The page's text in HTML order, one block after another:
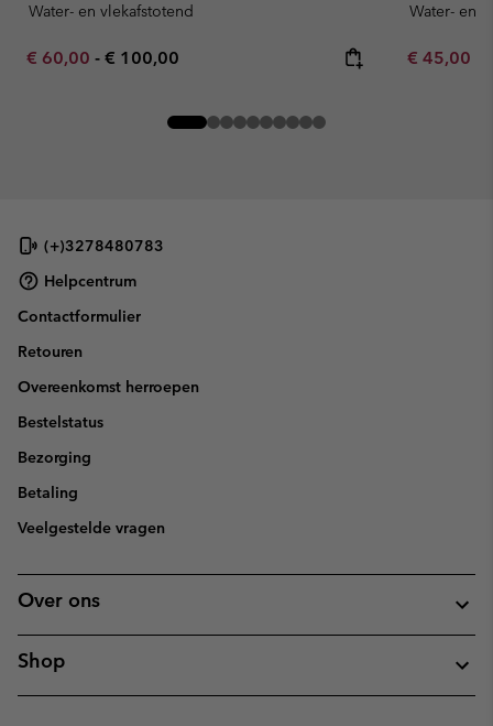
Water- en vlekafstotend
Minimum sale price:
€ 60,00 - Maximum price:
€ 100,00
Water- en
Minimum
€ 45,00
(+)3278480783
Helpcentrum
Contactformulier
Retouren
Overeenkomst herroepen
Bestelstatus
Bezorging
Betaling
Veelgestelde vragen
Over ons
Shop